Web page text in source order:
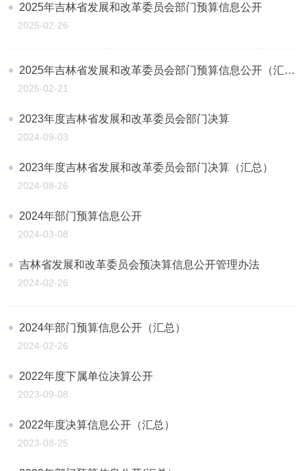
2025年吉林省发展和改革委员会部门预算信息公开
2025-02-26
2025年吉林省发展和改革委员会部门预算信息公开（汇总）
2025-02-21
2023年度吉林省发展和改革委员会部门决算
2024-09-03
2023年度吉林省发展和改革委员会部门决算（汇总）
2024-08-26
2024年部门预算信息公开
2024-03-08
吉林省发展和改革委员会预决算信息公开管理办法
2024-02-26
2024年部门预算信息公开（汇总）
2024-02-26
2022年度下属单位决算公开
2023-09-08
2022年度决算信息公开（汇总）
2023-08-25